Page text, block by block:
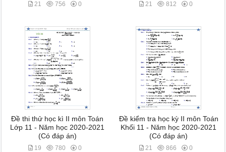
21 756 0 21 812 0
Đề thi thử học kì II môn Toán
Lớp 11 - Năm học 2020-2021
(Có đáp án)
19 780 0
Đề kiểm tra học kỳ II môn Toán
Khối 11 - Năm học 2020-2021
(Có đáp án)
21 866 0